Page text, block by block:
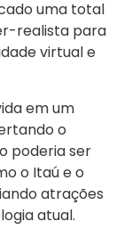
uma total
realista para
virtual e
em um
o
poderia ser
o Itaú e o
atrações
atual.